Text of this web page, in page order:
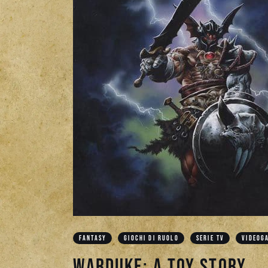
FANTASY GIOCHI DI RUOLO SERIE TV